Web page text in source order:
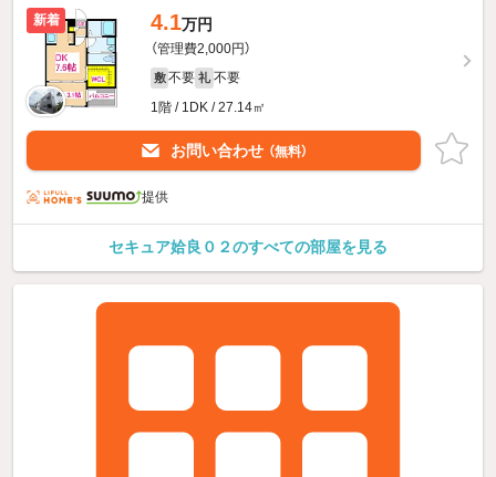
新着 4.1万円
（管理費2,000円）
敷 不要 礼 不要
1階 / 1DK / 27.14㎡
お問い合わせ （無料）
提供
セキュア姶良０２のすべての部屋を見る